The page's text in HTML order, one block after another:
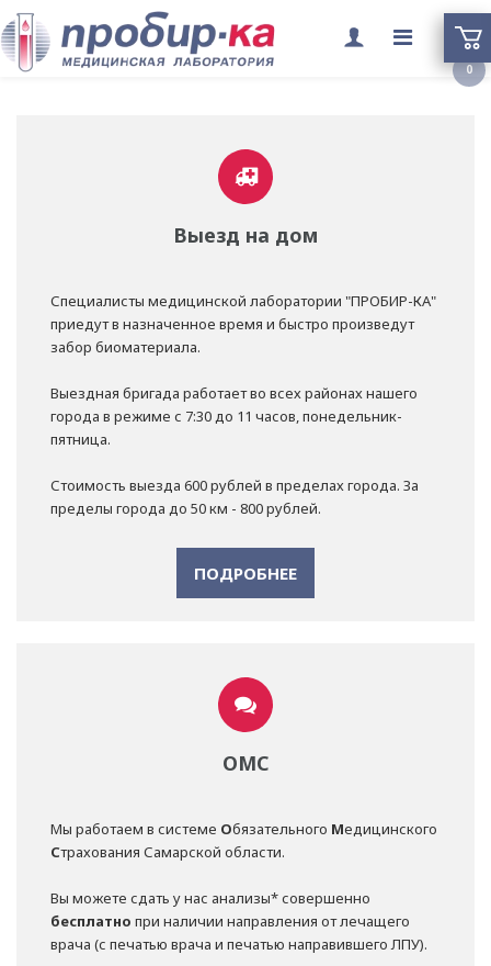
меню
Выезд на дом
Специалисты медицинской лаборатории "ПРОБИР-КА"
приедут в назначенное время и быстро произведут
забор биоматериала.
Выездная бригада работает во всех районах нашего
города в режиме с 7:30 до 11 часов, понедельник-
пятница.
Стоимость выезда 600 рублей в пределах города. За
пределы города до 50 км - 800 рублей.
ПОДРОБНЕЕ
ОМС
Мы работаем в системе Обязательного Медицинского
Страхования Самарской области.
Вы можете сдать у нас анализы* совершенно
бесплатно при наличии направления от лечащего
врача (с печатью врача и печатью направившего ЛПУ).
0